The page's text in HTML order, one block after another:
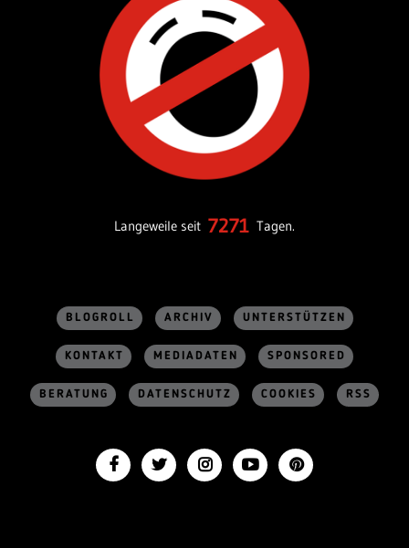
Langeweile seit 7271 Tagen.
BLOGROLL ARCHIV UNTERSTÜTZEN
KONTAKT MEDIADATEN SPONSORED
BERATUNG DATENSCHUTZ COOKIES RSS